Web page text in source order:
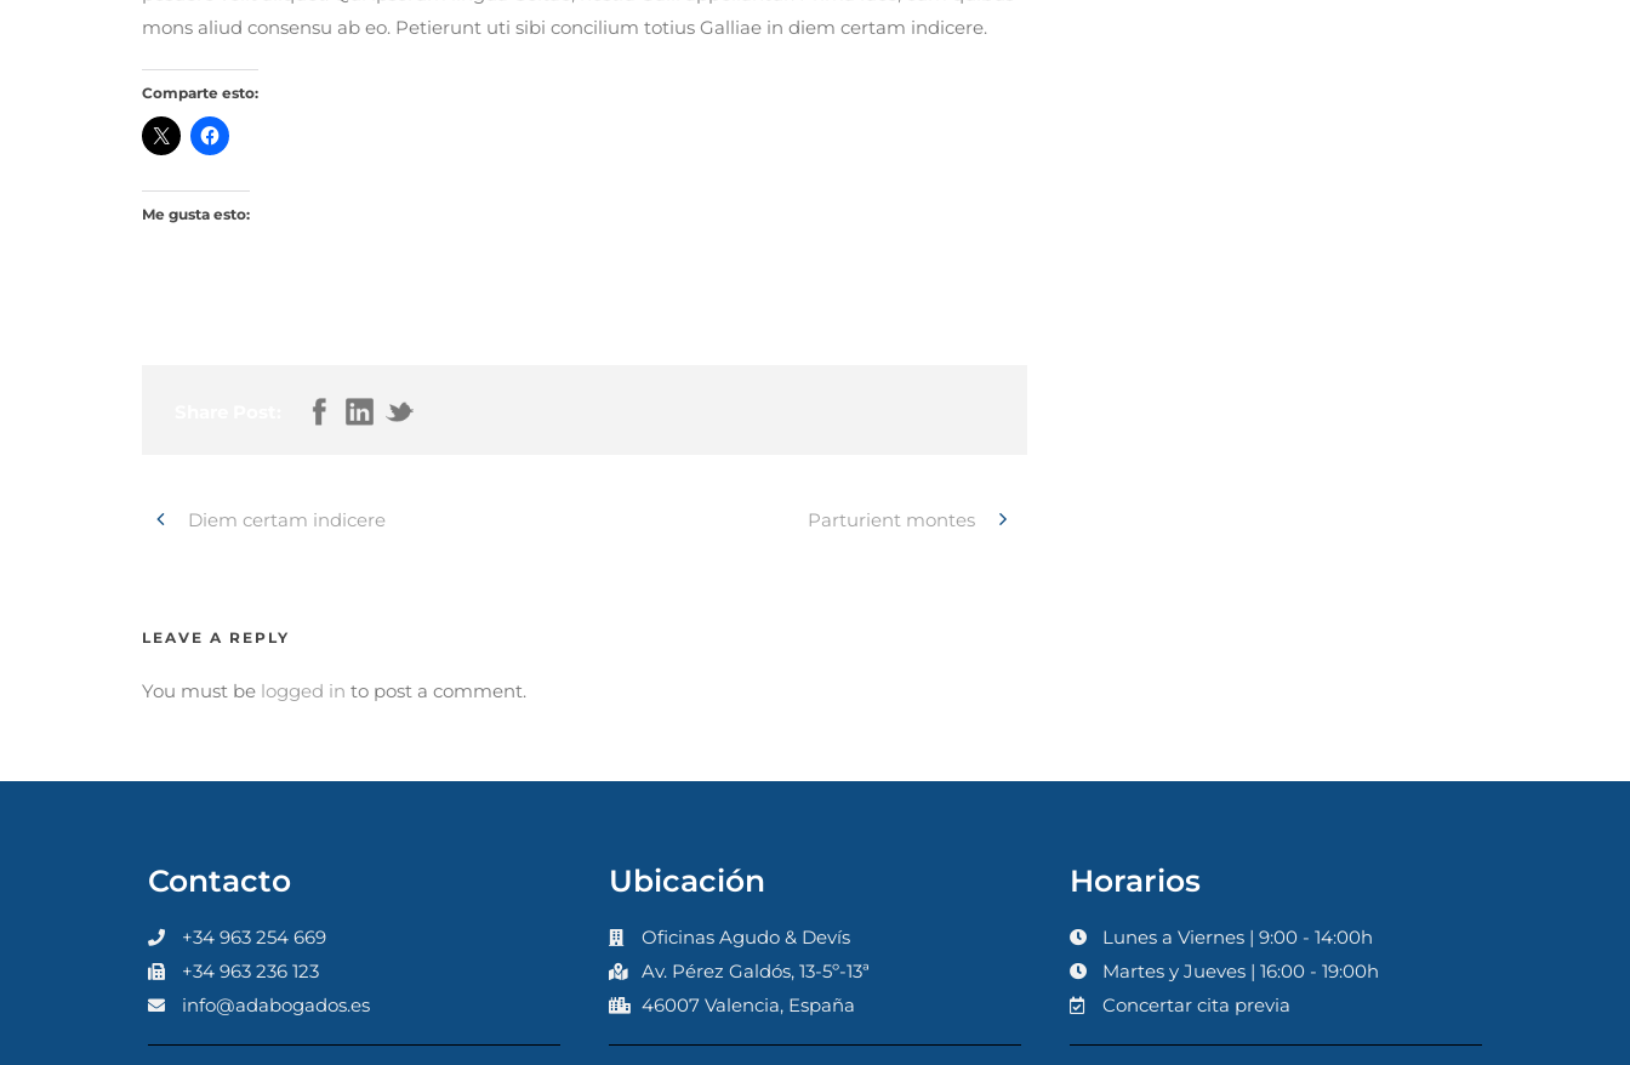
mons aliud consensu ab eo. Petierunt uti sibi concilium totius Galliae in diem certam indicere.
Comparte esto:
Me gusta esto:
Diem certam indicere Parturient montes
LEAVE A REPLY
You must be logged in to post a comment.
Contacto
+34 963 254 669
+34 963 236 123
info@adabogados.es
Ubicación
Oficinas Agudo & Devís
Av. Pérez Galdós, 13-5º-13ª
46007 Valencia, España
Horarios
Lunes a Viernes | 9:00 - 14:00h
Martes y Jueves | 16:00 - 19:00h
Concertar cita previa